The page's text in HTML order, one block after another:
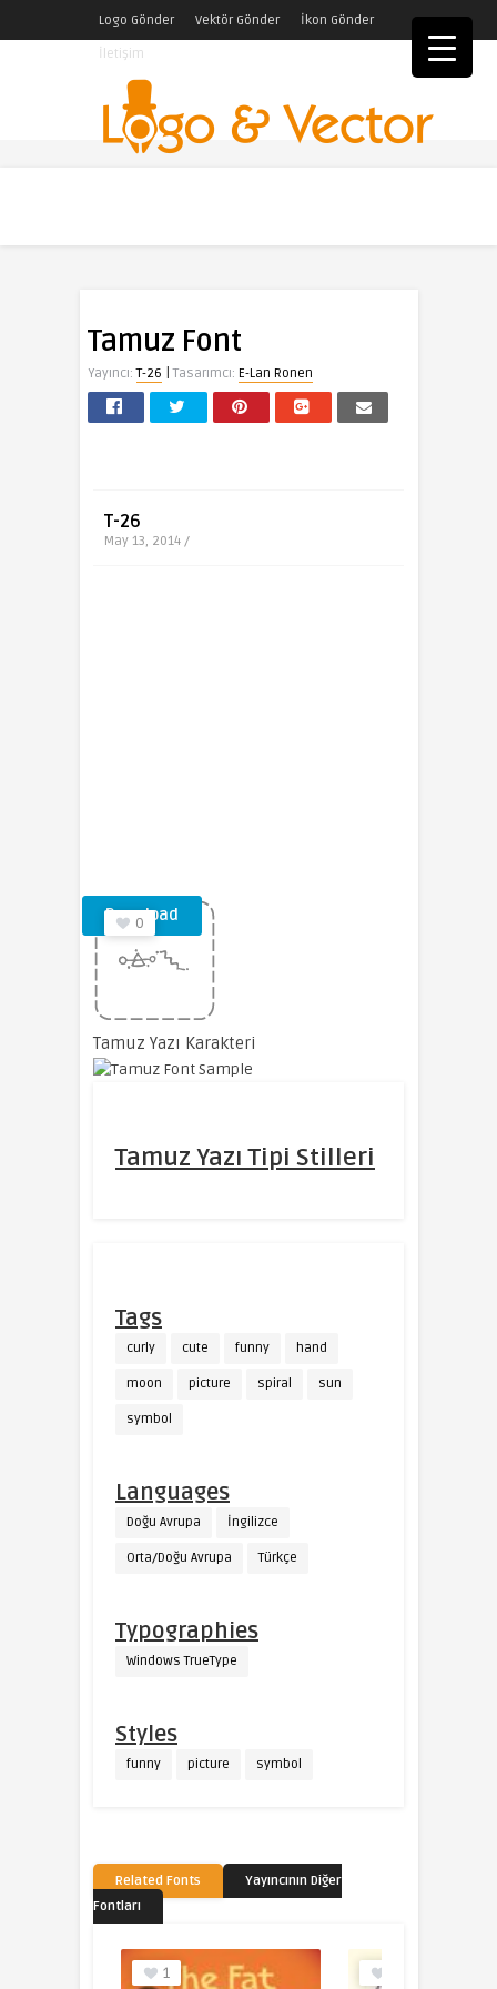
Logo Gönder Vektör Gönder
İkon Gönder
İletişim
Tamuz Font
Yayıncı:T-26 |Tasarımcı: E-Lan Ronen
T-26
May 13, 2014 /
Download
0
Tamuz Yazı Karakteri
Tamuz Yazı Tipi Stilleri
Tags
curly cute funny hand
moon picture spiral sun
symbol
Languages
Doğu Avrupa İngilizce
Orta/Doğu Avrupa Türkçe
Typographies
Windows TrueType
Styles
funny picture symbol
Related Fonts
Yayıncının Diğer
Fontları
1